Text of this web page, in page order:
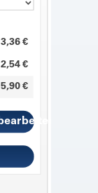
€
2,54 €
€